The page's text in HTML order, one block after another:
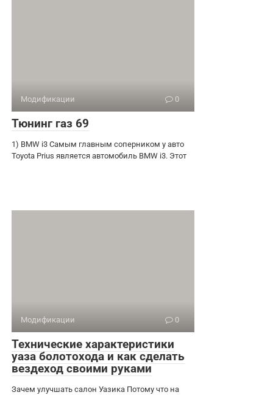
Модификации 0
Тюнинг газ 69
1) BMW i3 Самым главным соперником у авто
Toyota Prius является автомобиль BMW i3. Этот
Модификации 0
Технические характеристики
уаза болотохода и как сделать
вездеход своими руками
Зачем улучшать салон Уазика Потому что на